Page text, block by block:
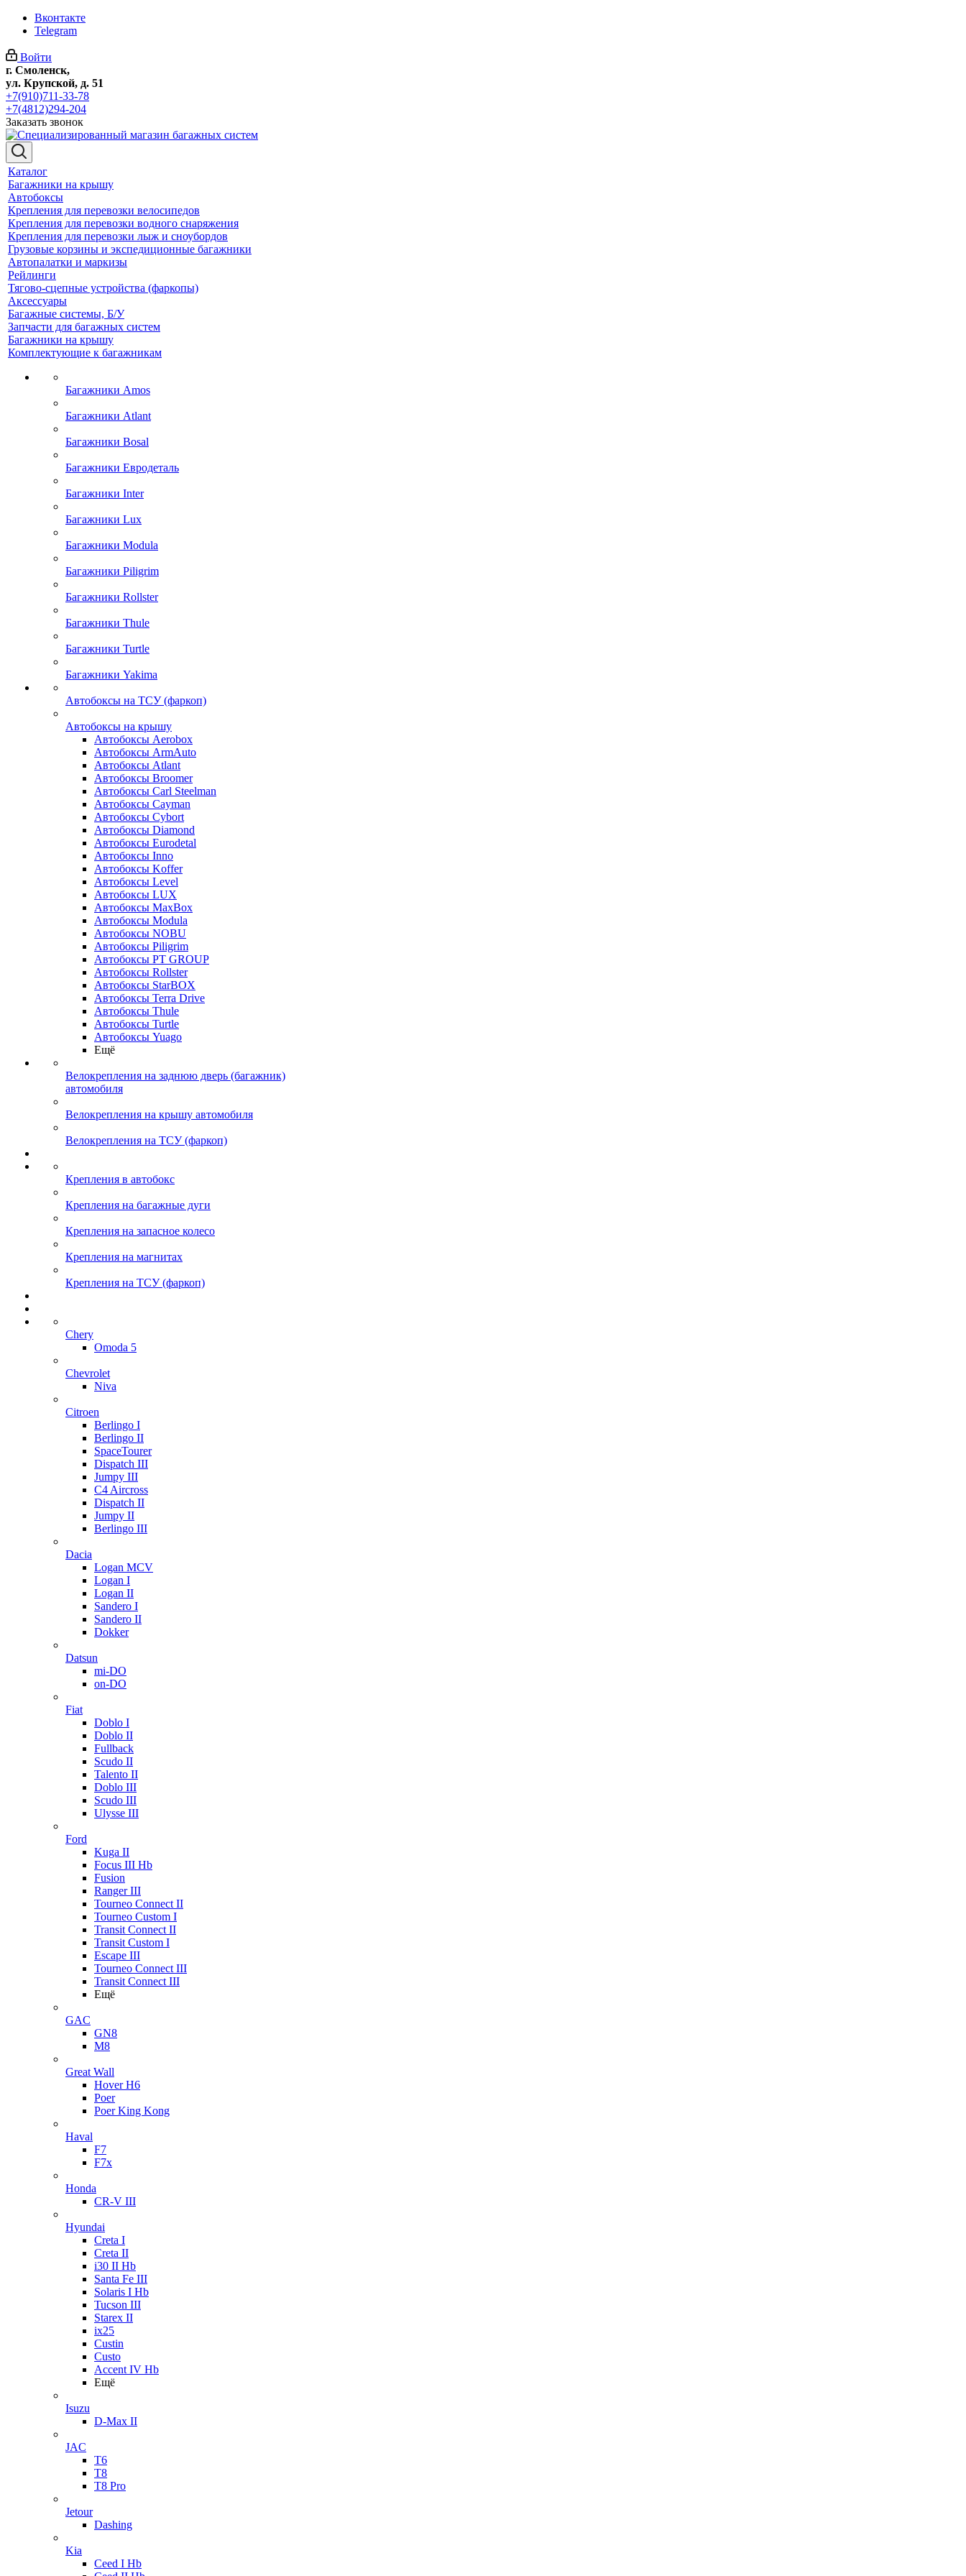
Вконтакте
Telegram
Войти
г. Смоленск,
ул. Крупской, д. 51
+7(910)711-33-78
+7(4812)294-204
Заказать звонок
Каталог
Багажники на крышу
Автобоксы
Крепления для перевозки велосипедов
Крепления для перевозки водного снаряжения
Крепления для перевозки лыж и сноубордов
Грузовые корзины и экспедиционные багажники
Автопалатки и маркизы
Рейлинги
Тягово-сцепные устройства (фаркопы)
Аксессуары
Багажные системы, Б/У
Запчасти для багажных систем
Багажники на крышу
Комплектующие к багажникам
Багажники Amos
Багажники Atlant
Багажники Bosal
Багажники Евродеталь
Багажники Inter
Багажники Lux
Багажники Modula
Багажники Piligrim
Багажники Rollster
Багажники Thule
Багажники Turtle
Багажники Yakima
Автобоксы на ТСУ (фаркоп)
Автобоксы на крышу
Автобоксы Aerobox
Автобоксы ArmAuto
Автобоксы Atlant
Автобоксы Broomer
Автобоксы Carl Steelman
Автобоксы Cayman
Автобоксы Cybort
Автобоксы Diamond
Автобоксы Eurodetal
Автобоксы Inno
Автобоксы Koffer
Автобоксы Level
Автобоксы LUX
Автобоксы MaxBox
Автобоксы Modula
Автобоксы NOBU
Автобоксы Piligrim
Автобоксы PT GROUP
Автобоксы Rollster
Автобоксы StarBOX
Автобоксы Terra Drive
Автобоксы Thule
Автобоксы Turtle
Автобоксы Yuago
Ещё
Велокрепления на заднюю дверь (багажник)
автомобиля
Велокрепления на крышу автомобиля
Велокрепления на ТСУ (фаркоп)
Крепления в автобокс
Крепления на багажные дуги
Крепления на запасное колесо
Крепления на магнитах
Крепления на ТСУ (фаркоп)
Chery
Omoda 5
Chevrolet
Niva
Citroen
Berlingo I
Berlingo II
SpaceTourer
Dispatch III
Jumpy III
C4 Aircross
Dispatch II
Jumpy II
Berlingo III
Dacia
Logan MCV
Logan I
Logan II
Sandero I
Sandero II
Dokker
Datsun
mi-DO
on-DO
Fiat
Doblo I
Doblo II
Fullback
Scudo II
Talento II
Doblo III
Scudo III
Ulysse III
Ford
Kuga II
Focus III Hb
Fusion
Ranger III
Tourneo Connect II
Tourneo Custom I
Transit Connect II
Transit Custom I
Escape III
Tourneo Connect III
Transit Connect III
Ещё
GAC
GN8
M8
Great Wall
Hover H6
Poer
Poer King Kong
Haval
F7
F7x
Honda
CR-V III
Hyundai
Creta I
Creta II
i30 II Hb
Santa Fe III
Solaris I Hb
Tucson III
Starex II
ix25
Custin
Custo
Accent IV Hb
Ещё
Isuzu
D-Max II
JAC
T6
T8
T8 Pro
Jetour
Dashing
Kia
Ceed I Hb